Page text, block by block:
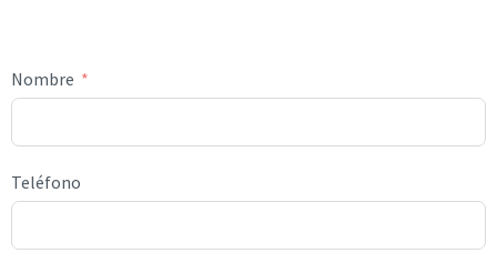
Nombre
Teléfono